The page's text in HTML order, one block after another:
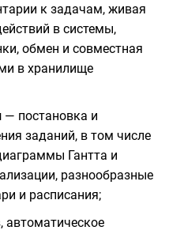
к задачам, живая
в системы,
обмен и совместная
в хранилище
— постановка и
заданий, в том числе
Гантта и
разнообразные
и расписания;
автоматическое